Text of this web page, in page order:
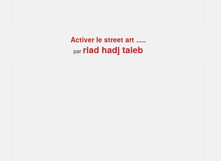
Activer le street art .....
par riad hadj taieb